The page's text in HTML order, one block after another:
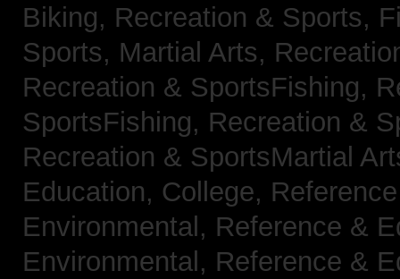
Biking, Recreation & Sports,
Sports, Martial Arts,
Recreation & SportsFishing,
SportsFishing, Recreation &
Recreation & SportsMartial
Education, College,
Environmental, Reference &
Environmental, Reference &